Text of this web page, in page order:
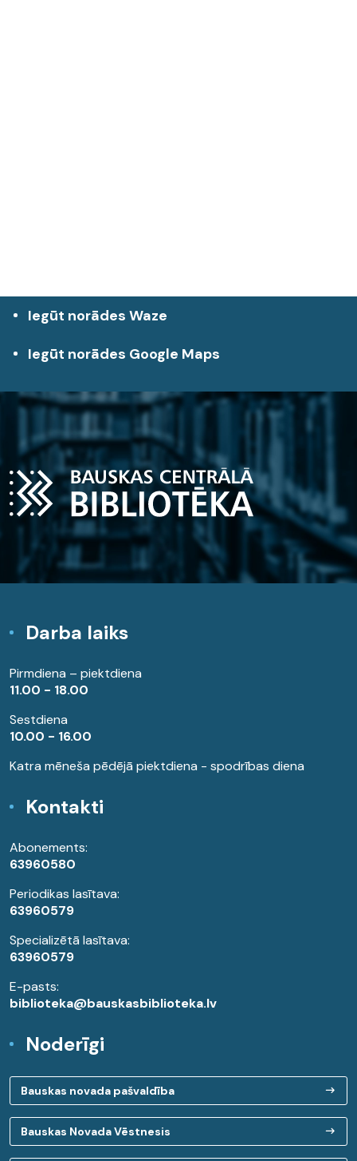
Iegūt norādes Waze
Iegūt norādes Google Maps
Darba laiks
Pirmdiena – piektdiena
11.00 - 18.00
Sestdiena
10.00 - 16.00
Katra mēneša pēdējā piektdiena - spodrības diena
Kontakti
Abonements:
63960580
Periodikas lasītava:
63960579
Specializētā lasītava:
63960579
E-pasts:
biblioteka@bauskasbiblioteka.lv
Noderīgi
Bauskas novada pašvaldība
Bauskas Novada Vēstnesis